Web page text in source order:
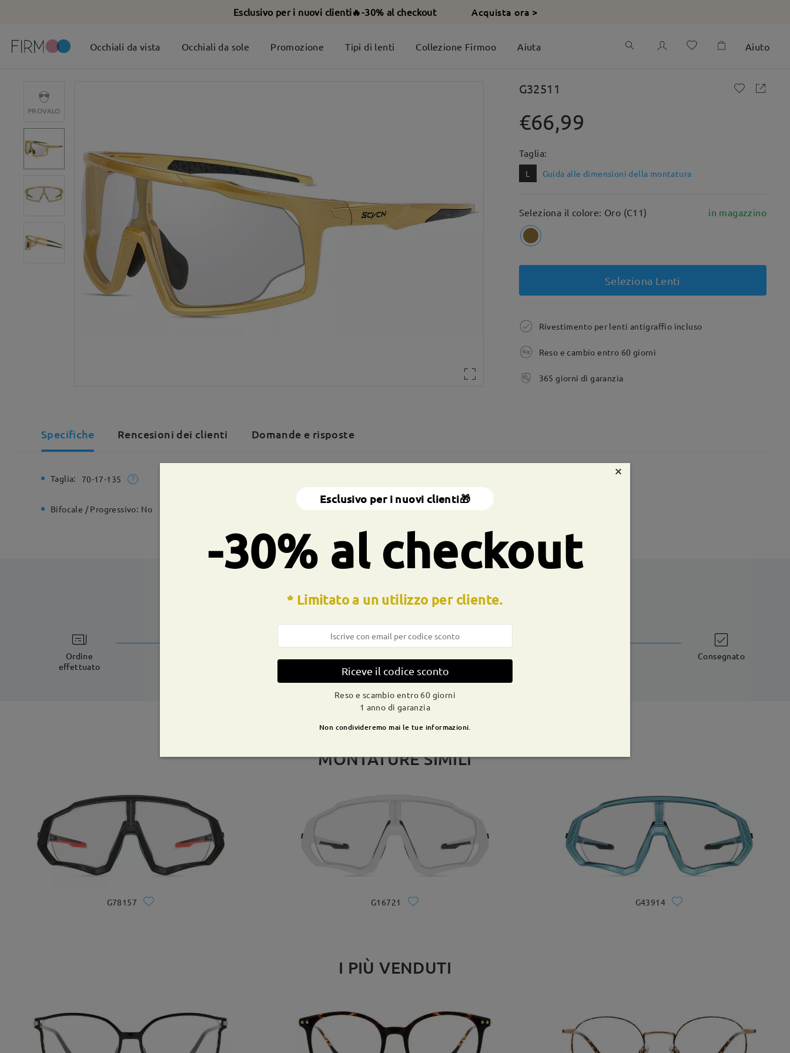
Esclusivo per i nuovi clienti🔥-30% al checkout Acquista ora >
Occhiali da vista Occhiali da sole Promozione Tipi di lenti Collezione Firmoo Aiuta Aiuto
PROVALO
G32511
€66,99
Taglia:
L Guida alle dimensioni della montatura
Seleziona il colore: Oro (C11) in magazzino
Seleziona Lenti
Rivestimento per lenti antigraffio incluso
Reso e cambio entro 60 giorni
365 giorni di garanzia
Specifiche Rencesioni dei clienti Domande e risposte
Taglia: 70-17-135 35g
Bifocale / Progressivo: No No Materiale: Tr
CONSEGNA
Ordine
effettuato
Consegnato
MONTATURE SIMILI
G78157 G16721 G43914
I PIÙ VENDUTI
×
Esclusivo per i nuovi clienti🎁
-30% al checkout
* Limitato a un utilizzo per cliente.
Riceve il codice sconto
Reso e scambio entro 60 giorni
1 anno di garanzia
Non condivideremo mai le tue informazioni.